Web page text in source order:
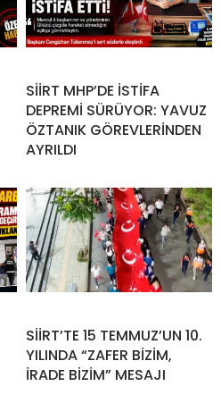
SİİRT MHP’DE İSTİFA
DEPREMİ SÜRÜYOR: YAVUZ
ÖZTANIK GÖREVLERİNDEN
AYRILDI
SİİRT’TE 15 TEMMUZ’UN 10.
YILINDA “ZAFER BİZİM,
İRADE BİZİM” MESAJI